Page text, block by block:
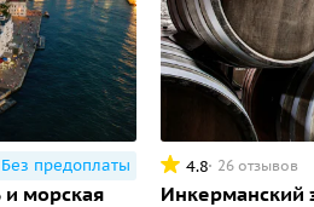
Без предоплаты
и морская
4.8 26 отзывов
Инкерманский